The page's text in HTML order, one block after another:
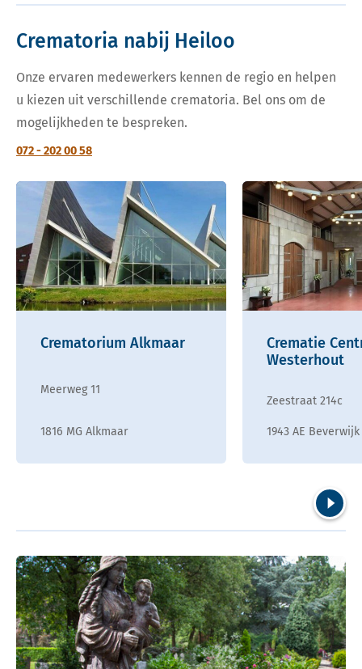
Crematoria nabij Heiloo
Onze ervaren medewerkers kennen de regio en helpen
u kiezen uit verschillende crematoria. Bel ons om de
mogelijkheden te bespreken.
072 - 202 00 58
Crematorium Alkmaar
Meerweg 11
1816 MG Alkmaar
Crematie
Westerhout
Zeestraat 214c
1943 AE Beverwijk